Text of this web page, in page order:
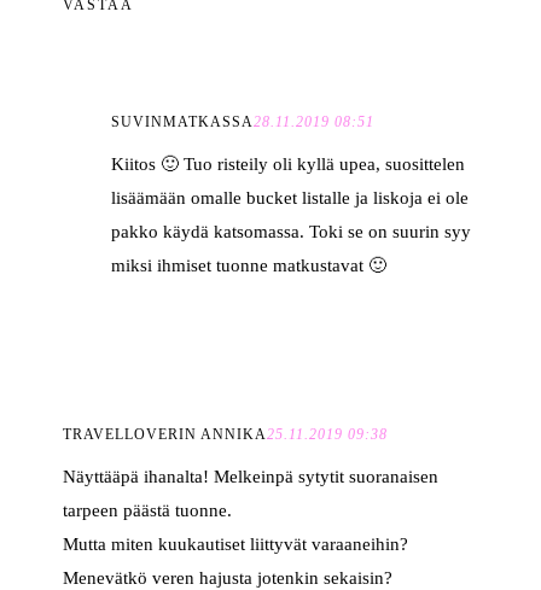
VASTAA
SUVINMATKASSA28.11.2019 08:51
Kiitos 🙂 Tuo risteily oli kyllä upea, suosittelen
lisäämään omalle bucket listalle ja liskoja ei ole
pakko käydä katsomassa. Toki se on suurin syy
miksi ihmiset tuonne matkustavat 🙂
TRAVELLOVERIN ANNIKA25.11.2019 09:38
Näyttääpä ihanalta! Melkeinpä sytytit suoranaisen
tarpeen päästä tuonne.
Mutta miten kuukautiset liittyvät varaaneihin?
Menevätkö veren hajusta jotenkin sekaisin?